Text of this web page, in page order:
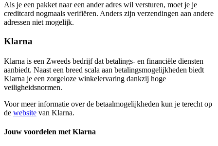
Als je een pakket naar een ander adres wil versturen, moet je je
creditcard nogmaals verifiëren. Anders zijn verzendingen aan andere
adressen niet mogelijk.
Klarna
Klarna is een Zweeds bedrijf dat betalings- en financiële diensten
aanbiedt. Naast een breed scala aan betalingsmogelijkheden biedt
Klarna je een zorgeloze winkelervaring dankzij hoge
veiligheidsnormen.
Voor meer informatie over de betaalmogelijkheden kun je terecht op
de website van Klarna.
Jouw voordelen met Klarna